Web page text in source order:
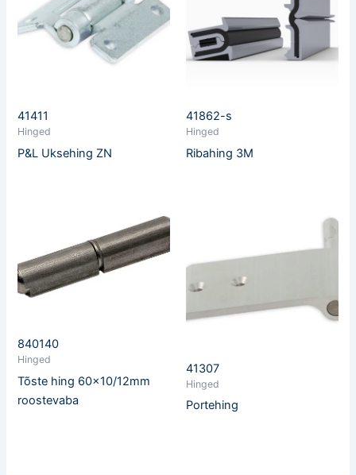
41411
Hinged
P&L Uksehing ZN
41862-s
Hinged
Ribahing 3M
840140
Hinged
Tõste hing 60×10/12mm
roostevaba
41307
Hinged
Portehing